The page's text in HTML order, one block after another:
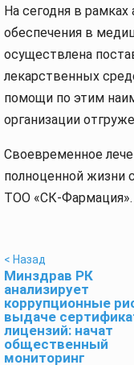
На сегодня в рамках
обеспечения в
осуществлена
лекарственных
помощи по этим
организации
Своевременное
полноценной жизни
ТОО «СК-Фармация».
< Назад
Минздрав РК
анализирует
коррупционные
выдаче
лицензий: начат
общественный
мониторинг